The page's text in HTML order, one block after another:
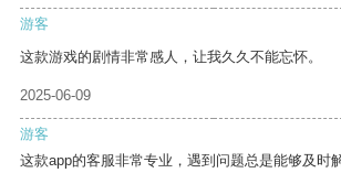
游客
这款游戏的剧情非常感人，让我久久不能忘怀。
2025-06-09
游客
这款app的客服非常专业，遇到问题总是能够及时